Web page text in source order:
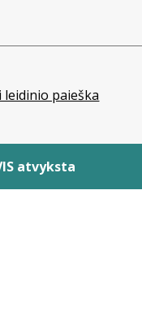
leidinio paieška
atvyksta